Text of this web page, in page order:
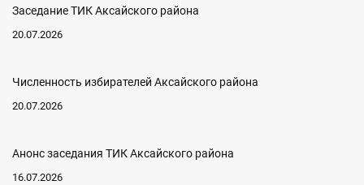
Заседание ТИК Аксайского района
20.07.2026
Численность избирателей Аксайского района
20.07.2026
Анонс заседания ТИК Аксайского района
16.07.2026